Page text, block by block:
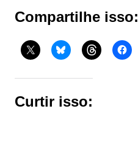
Compartilhe isso:
Curtir isso: